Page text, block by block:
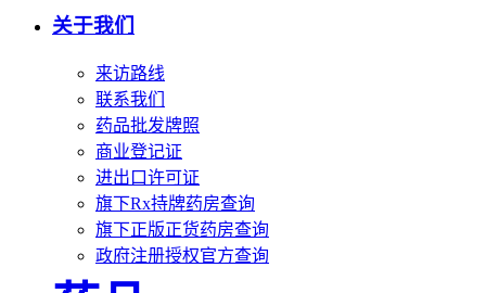
关于我们
来访路线
联系我们
药品批发牌照
商业登记证
进出口许可证
旗下Rx持牌药房查询
旗下正版正货药房查询
政府注册授权官方查询